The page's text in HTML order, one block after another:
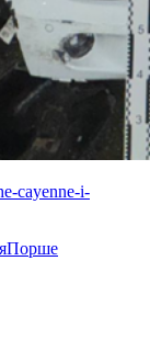
cayenne-i-
Порше